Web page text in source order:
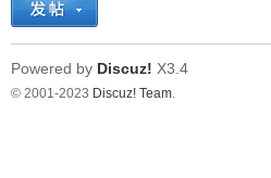
Powered by Discuz! X3.4
© 2001-2023 Discuz! Team.